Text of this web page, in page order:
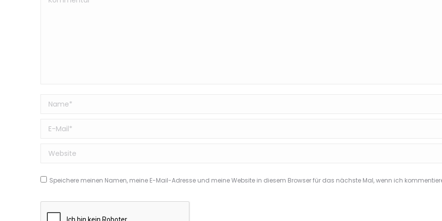
Name *
E-Mail *
Website
Speichere meinen Namen, meine E-Mail-Adresse und meine Website in diesem Browser für das nächste Mal, wenn ich